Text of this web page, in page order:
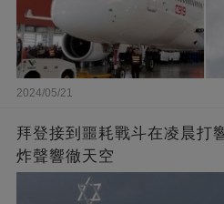
2024/05/21
拜登接到噩耗戰斗在凌晨打
炸聲響徹天空